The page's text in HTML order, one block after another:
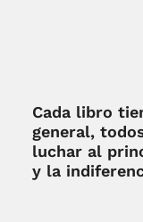
Cada libro
general,
luchar al
y la